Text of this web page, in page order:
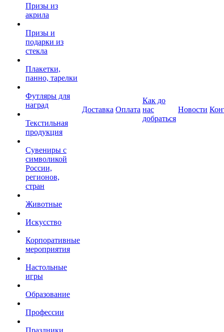
Призы из
акрила
Призы и
подарки из
стекла
Плакетки,
панно, тарелки
Футляры для
наград
Текстильная
продукция
Сувениры с
символикой
России,
регионов,
стран
Животные
Искусство
Корпоративные
мероприятия
Настольные
игры
Образование
Профессии
Праздники
Доставка Оплата
Как до
нас
добраться
Новости